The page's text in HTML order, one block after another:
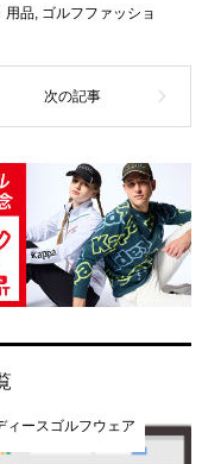
用品, ゴルフファッショ
ィースゴルフウェア